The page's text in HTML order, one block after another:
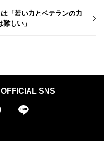
「若い力とベテランの力
しい」
SNS